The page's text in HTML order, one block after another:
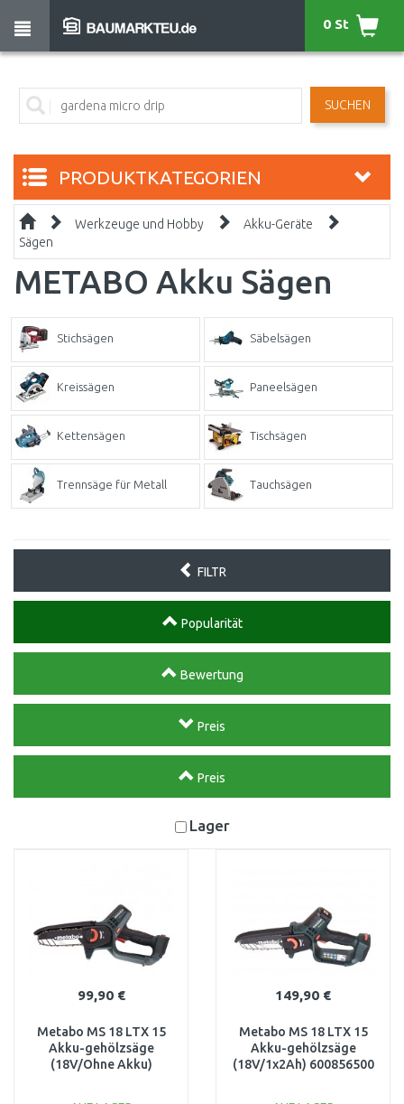
SUCHEN
0 St
PRODUKTKATEGORIEN
Werkzeuge und Hobby
Akku-Geräte
Sägen
METABO Akku Sägen
Stichsägen Säbelsägen
Kreissägen Paneelsägen
Kettensägen Tischsägen
Trennsäge für Metall Tauchsägen
FILTR
Popularität
Bewertung
Preis
Preis
Lager
99,90 €
Metabo MS 18 LTX 15
Akku-gehölzsäge
(18V/Ohne Akku)
149,90 €
Metabo MS 18 LTX 15
Akku-gehölzsäge
(18V/1x2Ah) 600856500